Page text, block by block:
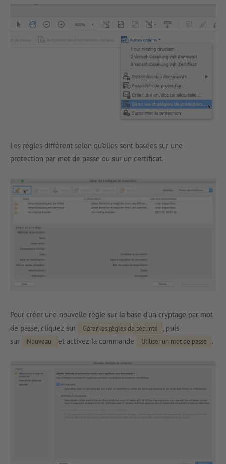
Les règles diffèrent selon qu’elles sont basées sur une
protection par mot de passe ou sur un certificat.
Pour créer une nouvelle règle sur la base d’un cryptage par mot
de passe, cliquez sur
Gérer les règles de sécurité
, puis
sur
Nouveau et activez la commande Utiliser un mot de passe .